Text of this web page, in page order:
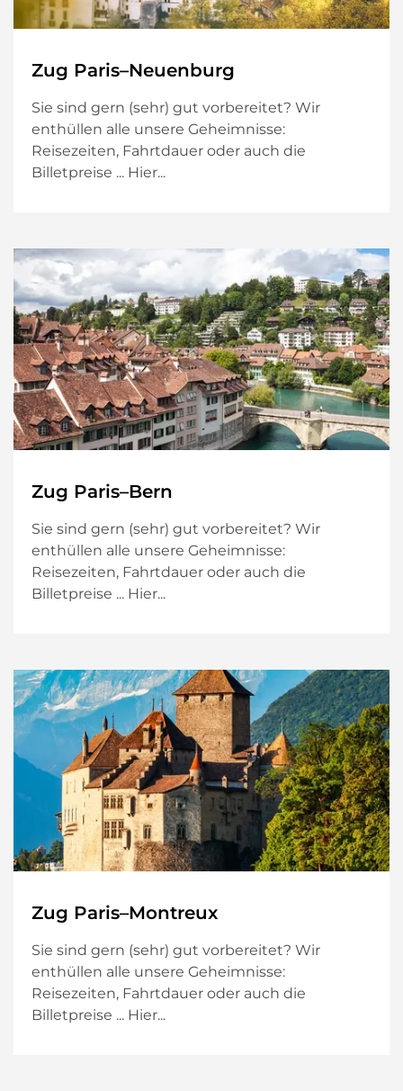
Zug Paris–Neuenburg
Sie sind gern (sehr) gut vorbereitet? Wir
enthüllen alle unsere Geheimnisse:
Reisezeiten, Fahrtdauer oder auch die
Billetpreise ... Hier...
Zug Paris–Bern
Sie sind gern (sehr) gut vorbereitet? Wir
enthüllen alle unsere Geheimnisse:
Reisezeiten, Fahrtdauer oder auch die
Billetpreise ... Hier...
Zug Paris–Montreux
Sie sind gern (sehr) gut vorbereitet? Wir
enthüllen alle unsere Geheimnisse:
Reisezeiten, Fahrtdauer oder auch die
Billetpreise ... Hier...